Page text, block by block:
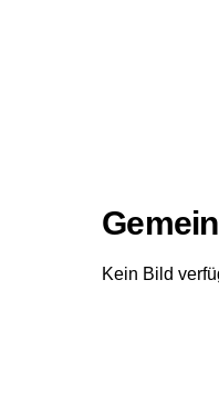
Kein Bild